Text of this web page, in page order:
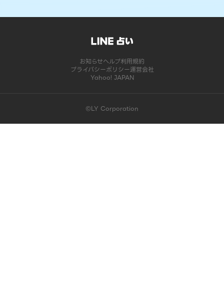
お知らせヘルプ利用規約
プライバシーポリシー運営会社
Yahoo! JAPAN
©LY Corporation
このコンテンツは掲載が終了しました | LINE占い